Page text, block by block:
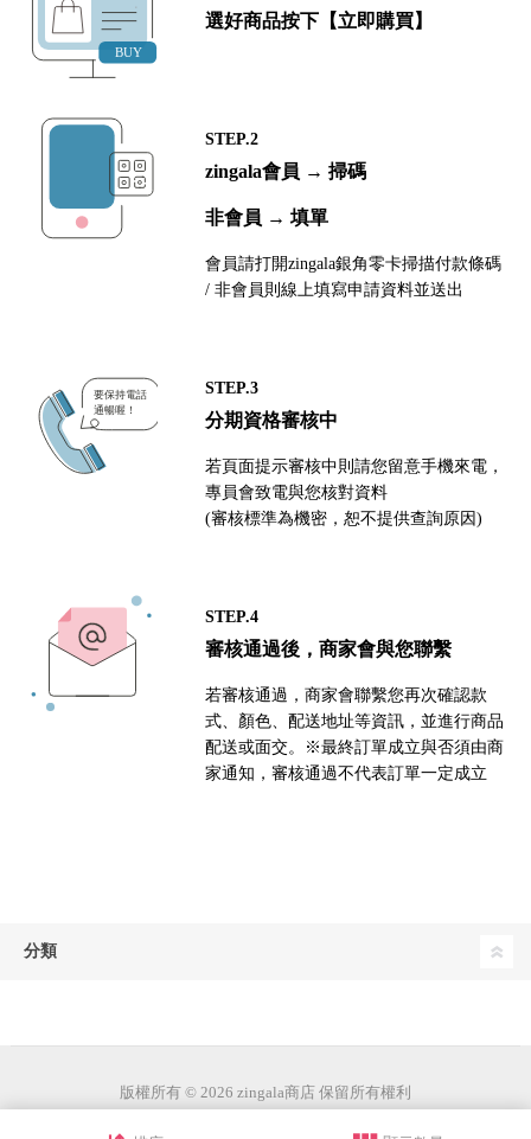
選好商品按下【立即購買】
STEP.2
zingala會員 → 掃碼
非會員 → 填單
會員請打開zingala銀角零卡掃描付款條碼
/ 非會員則線上填寫申請資料並送出
STEP.3
分期資格審核中
若頁面提示審核中則請您留意手機來電，
專員會致電與您核對資料
(審核標準為機密，恕不提供查詢原因)
STEP.4
審核通過後，商家會與您聯繫
若審核通過，商家會聯繫您再次確認款
式、顏色、配送地址等資訊，並進行商品
配送或面交。※最終訂單成立與否須由商
家通知，審核通過不代表訂單一定成立
分類
版權所有 © 2026 zingala商店 保留所有權利